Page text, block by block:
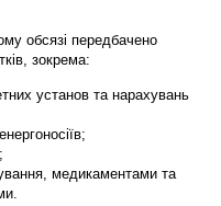
обсязі передбачено
зокрема:
установ та нарахувань
медикаментами та